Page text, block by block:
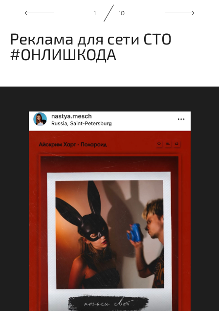
2 10
Реклама для сети СТО
#ОНЛИШКОДА